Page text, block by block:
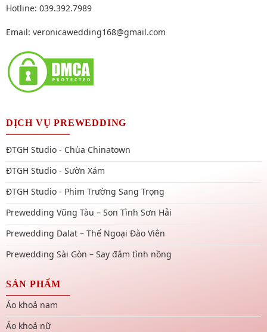
Hotline: 039.392.7989
Email: veronicawedding168@gmail.com
DỊCH VỤ PREWEDDING
ĐTGH Studio - Chùa Chinatown
ĐTGH Studio - Sườn Xám
ĐTGH Studio - Phim Trường Sang Trọng
Prewedding Vũng Tàu – Son Tình Sơn Hải
Prewedding Dalat – Thế Ngoại Đào Viên
Prewedding Sài Gòn – Say đắm tình nồng
SẢN PHẨM
Áo khoả nam
Áo khoả nữ